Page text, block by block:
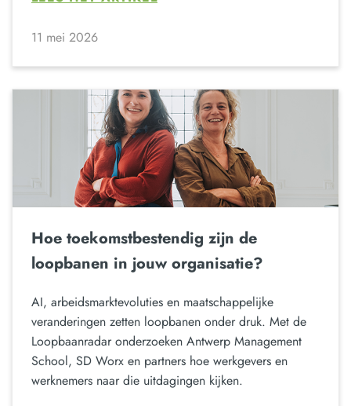
11 mei 2026
Hoe toekomstbestendig zijn de
loopbanen in jouw organisatie?
AI, arbeidsmarktevoluties en maatschappelijke
veranderingen zetten loopbanen onder druk. Met de
Loopbaanradar onderzoeken Antwerp Management
School, SD Worx en partners hoe werkgevers en
werknemers naar die uitdagingen kijken.